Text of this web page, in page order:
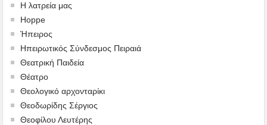
Η λατρεία μας
Hoppe
Ήπειρος
Ηπειρωτικός Σύνδεσμος Πειραιά
Θεατρική Παιδεία
Θέατρο
Θεολογικό αρχονταρίκι
Θεοδωρίδης Σέργιος
Θεοφίλου Λευτέρης